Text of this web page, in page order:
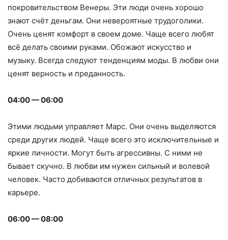
покровительством Венеры. Эти люди очень хорошо
знают счёт деньгам. Они невероятные трудоголики.
Очень ценят комфорт в своем доме. Чаще всего любят
всё делать своими руками. Обожают искусство и
музыку. Всегда следуют тенденциям моды. В любви они
ценят верность и преданность.
04:00 — 06:00
Этими людьми управляет Марс. Они очень выделяются
среди других людей. Чаще всего это исключительные и
яркие личности. Могут быть агрессивны. С ними не
бывает скучно. В любви им нужен сильный и волевой
человек. Часто добиваются отличных результатов в
карьере.
06:00 — 08:00